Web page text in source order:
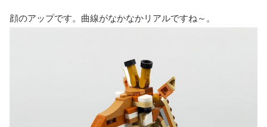
顔のアップです。曲線がなかなかリアルですね～。